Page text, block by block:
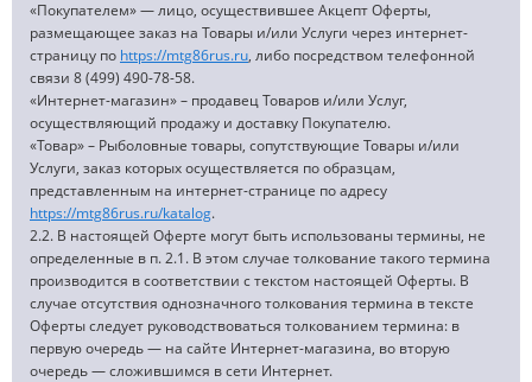
«Покупателем» — лицо, осуществившее Акцепт Оферты,
размещающее заказ на Товары и/или Услуги через интернет-
страницу по https://mtg86rus.ru, либо посредством телефонной
связи 8 (499) 490-78-58.
«Интернет-магазин» – продавец Товаров и/или Услуг,
осуществляющий продажу и доставку Покупателю.
«Товар» – Рыболовные товары, сопутствующие Товары и/или
Услуги, заказ которых осуществляется по образцам,
представленным на интернет-странице по адресу
https://mtg86rus.ru/katalog.
2.2. В настоящей Оферте могут быть использованы термины, не
определенные в п. 2.1. В этом случае толкование такого термина
производится в соответствии с текстом настоящей Оферты. В
случае отсутствия однозначного толкования термина в тексте
Оферты следует руководствоваться толкованием термина: в
первую очередь — на сайте Интернет-магазина, во вторую
очередь — сложившимся в сети Интернет.